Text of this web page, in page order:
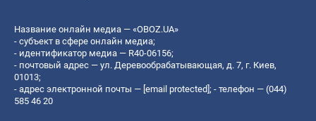
Название онлайн медиа — «OBOZ.UA»
- субъект в сфере онлайн медиа;
- идентификатор медиа — R40-06156;
- почтовый адрес — ул. Деревообрабатывающая, д. 7, г. Киев,
01013;
- адрес электронной почты — [email protected]; - телефон — (044)
585 46 20